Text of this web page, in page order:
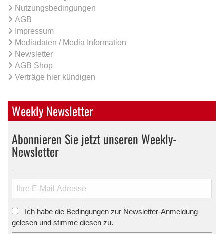
Nutzungsbedingungen
AGB
Impressum
Mediadaten / Media Information
Newsletter
AGB Shop
Verträge hier kündigen
Weekly Newsletter
Abonnieren Sie jetzt unseren Weekly-
Newsletter
Ich habe die Bedingungen zur Newsletter-Anmeldung
gelesen und stimme diesen zu.